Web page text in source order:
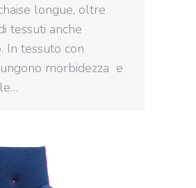
longue, oltre
tessuti anche
In tessuto con
morbidezza e